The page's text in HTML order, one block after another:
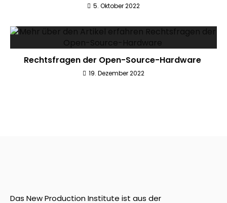
5. Oktober 2022
Rechtsfragen der Open-Source-Hardware
19. Dezember 2022
Das New Production Institute ist aus der